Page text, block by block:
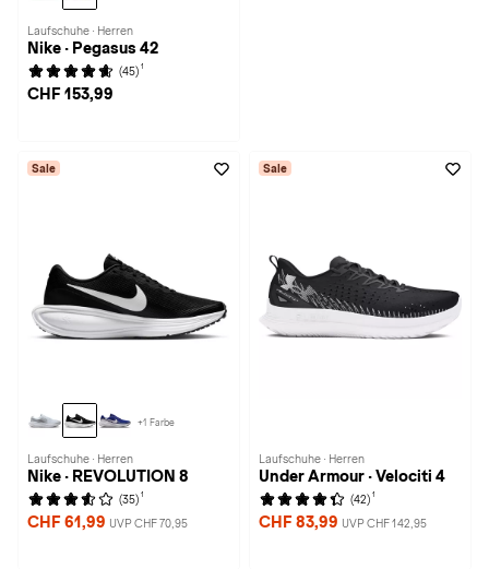
Laufschuhe · Herren
Nike · Pegasus 42
(45) 1
CHF 153,99
Sale
+1 Farbe
Laufschuhe · Herren
Nike · REVOLUTION 8
(35) 1
CHF 61,99 UVP CHF 70,95
Sale
Laufschuhe · Herren
Under Armour · Velociti 4
(42) 1
CHF 83,99 UVP CHF 142,95